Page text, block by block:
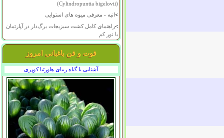
(Cylindropuntia bigelovii)
>انبه - معرفی میوه های استوایی
>راهنمای کامل کشت سبزیجات برگ‌دار در آپارتمان
با نور کم
فوت و فن باغبانی امروز
آشنایی با گیاه زیبای هاورتیا کوپری